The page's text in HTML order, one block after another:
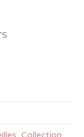
, Collection